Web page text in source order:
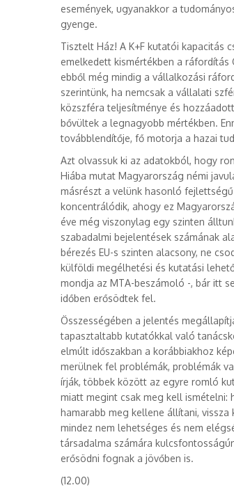
események, ugyanakkor a
gyenge.
Tisztelt Ház! A K+F kutatói kapacitás
emelkedett kismértékben a ráfordítás
ebből még mindig a vállalkozási
szerintünk, ha nemcsak a vállalati
közszféra teljesítménye és
bővültek a legnagyobb mértékben.
továbblendítője, fő motorja a hazai
Azt olvassuk ki az adatokból, hogy
Hiába mutat Magyarország némi
másrészt a velünk hasonló
koncentrálódik, ahogy ez
éve még viszonylag egy szinten
szabadalmi bejelentések számának
bérezés EU-s szinten alacsony, ne
külföldi megélhetési és kutatási
mondja az MTA-beszámoló -, bár itt
időben erősödtek fel.
Összességében a jelentés
tapasztaltabb kutatókkal való
elmúlt időszakban a korábbiakhoz
merülnek fel problémák, problémák
írják, többek között az egyre romló
miatt megint csak meg kell ismételni:
hamarabb meg kellene állítani,
mindez nem lehetséges és nem
társadalma számára
erősödni fognak a jövőben is.
(12.00)